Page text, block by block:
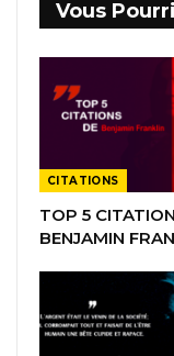
Vous
CITATIONS
TOP 5
BENJAMIN